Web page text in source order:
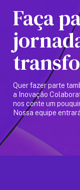
Faça
Quer fazer parte
a Inovação
nos conte um
Nossa equipe